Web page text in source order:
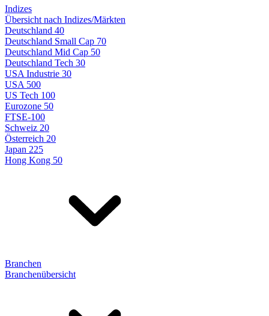
Indizes
Übersicht nach Indizes/Märkten
Deutschland 40
Deutschland Small Cap 70
Deutschland Mid Cap 50
Deutschland Tech 30
USA Industrie 30
USA 500
US Tech 100
Eurozone 50
FTSE-100
Schweiz 20
Österreich 20
Japan 225
Hong Kong 50
Branchen
Branchenübersicht